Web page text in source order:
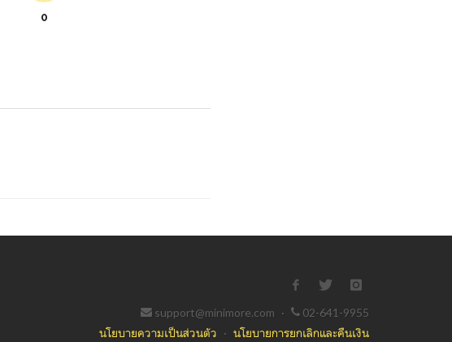
0
support@minimore.com ·
02-641-9955
นโยบายความเป็นส่วนตัว · นโยบายการยกเลิกและคืนเงิน